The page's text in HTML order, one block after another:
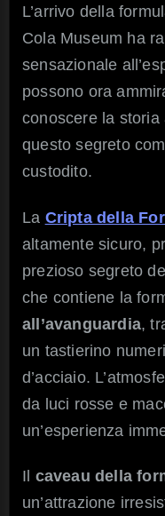
L’arrivo della
Cola Museum ha
sensazionale
possono ora
conoscere la
questo segreto
custodito.
La Cripta della
altamente sicuro,
prezioso segreto
che contiene la
all’avanguardia,
un tastierino
d’acciaio.
da luci rosse e
un’esperienza
Il caveau della
un’attrazione